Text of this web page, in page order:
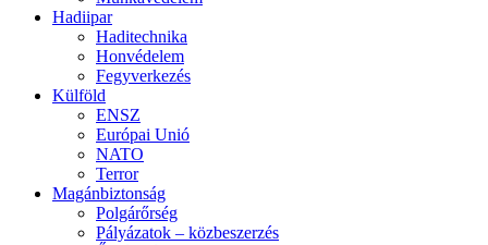
Hadiipar
Haditechnika
Honvédelem
Fegyverkezés
Külföld
ENSZ
Európai Unió
NATO
Terror
Magánbiztonság
Polgárőrség
Pályázatok – közbeszerzés